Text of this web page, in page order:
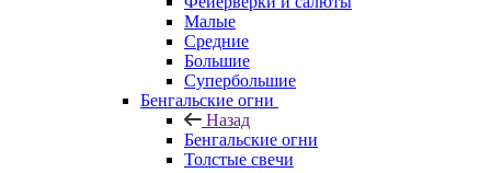
Малые
Средние
Большие
Супербольшие
Бенгальские огни
Назад
Бенгальские огни
Толстые свечи